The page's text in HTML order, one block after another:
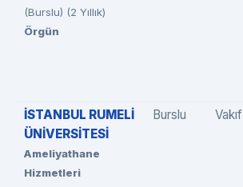
(Burslu) (2 Yıllık)
Örgün
İSTANBUL RUMELİ
ÜNİVERSİTESİ
Ameliyathane
Hizmetleri
Burslu Vakıf